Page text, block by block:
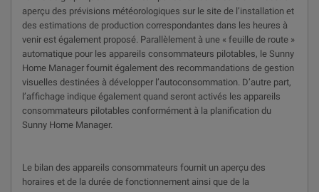
aperçu des prévisions météorologiques sur le site de l’installation et
des estimations de production correspondantes dans les heures à
venir est également proposé. Parallèlement à une « feuille de route »
automatique pour les appareils consommateurs pilotables, le Sunny
Home Manager fournit également des recommandations de gestion
visuelles destinées à développer l’autoconsommation. D’autre part,
l’affichage indique également quand seront activés les appareils
consommateurs pilotables conformément à la planification du
Sunny Home Manager.
Le bilan des appareils consommateurs fournit un aperçu des
horaires et de la durée de fonctionnement ainsi que de la